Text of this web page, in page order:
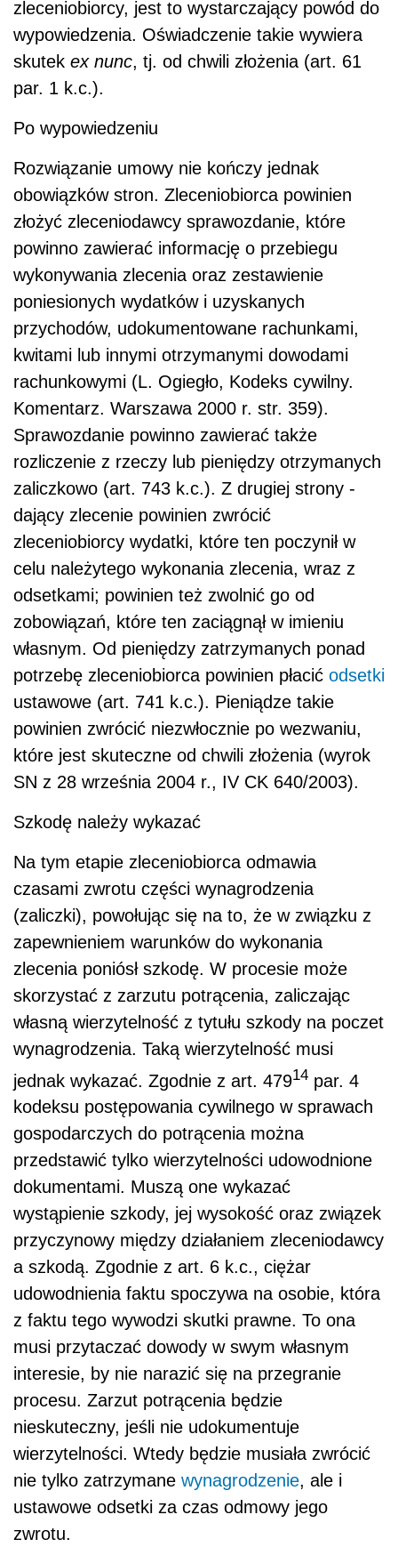
zleceniobiorcy, jest to wystarczający powód do
wypowiedzenia. Oświadczenie takie wywiera
skutek ex nunc, tj. od chwili złożenia (art. 61
par. 1 k.c.).
Po wypowiedzeniu
Rozwiązanie umowy nie kończy jednak
obowiązków stron. Zleceniobiorca powinien
złożyć zleceniodawcy sprawozdanie, które
powinno zawierać informację o przebiegu
wykonywania zlecenia oraz zestawienie
poniesionych wydatków i uzyskanych
przychodów, udokumentowane rachunkami,
kwitami lub innymi otrzymanymi dowodami
rachunkowymi (L. Ogiegło, Kodeks cywilny.
Komentarz. Warszawa 2000 r. str. 359).
Sprawozdanie powinno zawierać także
rozliczenie z rzeczy lub pieniędzy otrzymanych
zaliczkowo (art. 743 k.c.). Z drugiej strony -
dający zlecenie powinien zwrócić
zleceniobiorcy wydatki, które ten poczynił w
celu należytego wykonania zlecenia, wraz z
odsetkami; powinien też zwolnić go od
zobowiązań, które ten zaciągnął w imieniu
własnym. Od pieniędzy zatrzymanych ponad
potrzebę zleceniobiorca powinien płacić odsetki
ustawowe (art. 741 k.c.). Pieniądze takie
powinien zwrócić niezwłocznie po wezwaniu,
które jest skuteczne od chwili złożenia (wyrok
SN z 28 września 2004 r., IV CK 640/2003).
Szkodę należy wykazać
Na tym etapie zleceniobiorca odmawia
czasami zwrotu części wynagrodzenia
(zaliczki), powołując się na to, że w związku z
zapewnieniem warunków do wykonania
zlecenia poniósł szkodę. W procesie może
skorzystać z zarzutu potrącenia, zaliczając
własną wierzytelność z tytułu szkody na poczet
wynagrodzenia. Taką wierzytelność musi
jednak wykazać. Zgodnie z art. 47914 par. 4
kodeksu postępowania cywilnego w sprawach
gospodarczych do potrącenia można
przedstawić tylko wierzytelności udowodnione
dokumentami. Muszą one wykazać
wystąpienie szkody, jej wysokość oraz związek
przyczynowy między działaniem zleceniodawcy
a szkodą. Zgodnie z art. 6 k.c., ciężar
udowodnienia faktu spoczywa na osobie, która
z faktu tego wywodzi skutki prawne. To ona
musi przytaczać dowody w swym własnym
interesie, by nie narazić się na przegranie
procesu. Zarzut potrącenia będzie
nieskuteczny, jeśli nie udokumentuje
wierzytelności. Wtedy będzie musiała zwrócić
nie tylko zatrzymane wynagrodzenie, ale i
ustawowe odsetki za czas odmowy jego
zwrotu.